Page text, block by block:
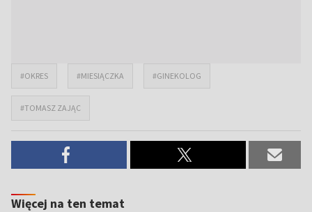
#OKRES #MIESIĄCZKA #GINEKOLOG
#TOMASZ ZAJĄC
Więcej na ten temat